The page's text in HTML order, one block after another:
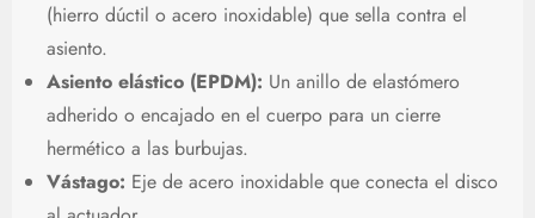
(hierro dúctil o acero inoxidable) que sella contra el
asiento.
Asiento elástico (EPDM): Un anillo de elastómero
adherido o encajado en el cuerpo para un cierre
hermético a las burbujas.
Vástago: Eje de acero inoxidable que conecta el disco